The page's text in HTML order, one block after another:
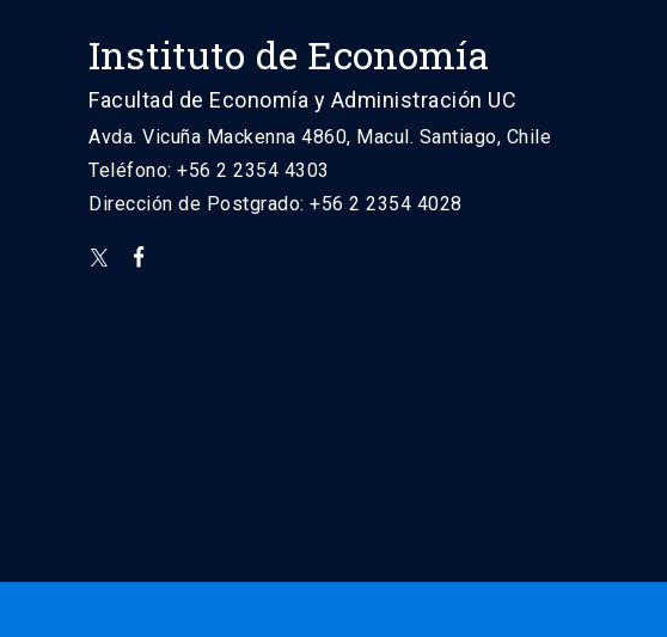
Instituto de Economía
Facultad de Economía y Administración UC
Avda. Vicuña Mackenna 4860, Macul. Santiago, Chile
Teléfono: +56 2 2354 4303
Dirección de Postgrado: +56 2 2354 4028